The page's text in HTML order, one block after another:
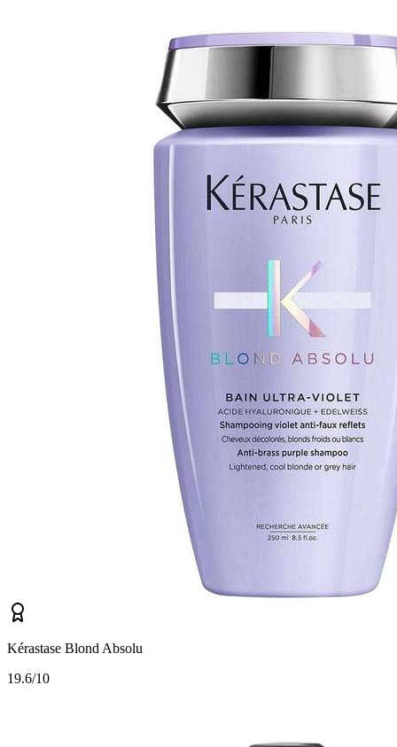
Kérastase Blond Absolu
19.6/10